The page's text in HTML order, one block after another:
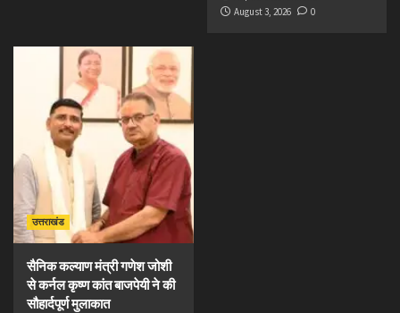
August 3, 2026
0
उत्तराखंड
सैनिक कल्याण मंत्री गणेश जोशी
से कर्नल कृष्ण कांत बाजपेयी ने की
सौहार्दपूर्ण मुलाकात